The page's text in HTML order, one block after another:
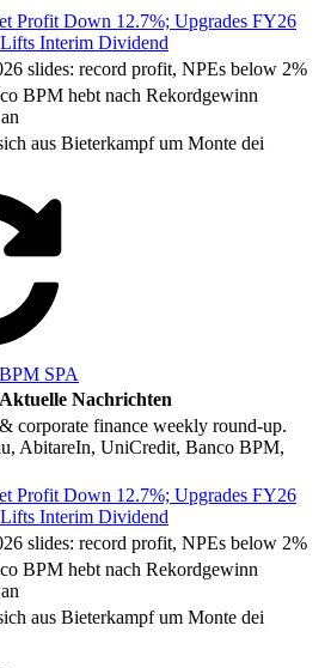
Profit Down 12.7%; Upgrades FY26
Interim Dividend
slides: record profit, NPEs below 2%
BPM hebt nach Rekordgewinn
aus Bieterkampf um Monte dei
SPA
Aktuelle Nachrichten
corporate finance weekly round-up.
AbitareIn, UniCredit, Banco BPM,
Profit Down 12.7%; Upgrades FY26
Interim Dividend
slides: record profit, NPEs below 2%
BPM hebt nach Rekordgewinn
aus Bieterkampf um Monte dei